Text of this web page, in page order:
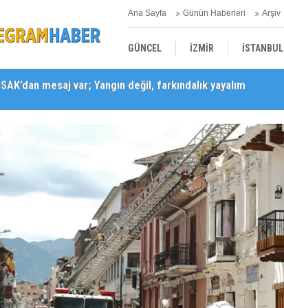
Ana Sayfa Günün Haberleri Arşiv
GÜNCEL İZMİR İSTANBUL
YEREL SAĞLIK
SAK’dan mesaj var; Yangın değil, farkındalık yayalım
Karabağlar ‘da Gazeteci Barış Selçuk saygıyla anıldı